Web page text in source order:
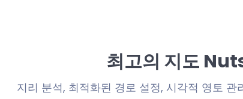
최고의 지도
지리 분석, 최적화된 경로 설정, 시각적 영토